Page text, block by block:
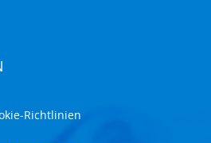
Richtlinien